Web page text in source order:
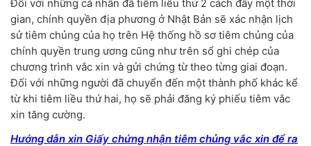
Đối với những cá nhân đã tiêm liều thứ 2 cách đây một thời
gian, chính quyền địa phương ở Nhật Bản sẽ xác nhận lịch
sử tiêm chủng của họ trên Hệ thống hồ sơ tiêm chủng của
chính quyền trung ương cũng như trên sổ ghi chép của
chương trình vắc xin và gửi chứng từ theo từng giai đoạn.
Đối với những người đã chuyển đến một thành phố khác kể
từ khi tiêm liều thứ hai, họ sẽ phải đăng ký phiếu tiêm vắc
xin tăng cường.
Hướng dẫn xin Giấy chứng nhận tiêm chủng vắc xin để ra